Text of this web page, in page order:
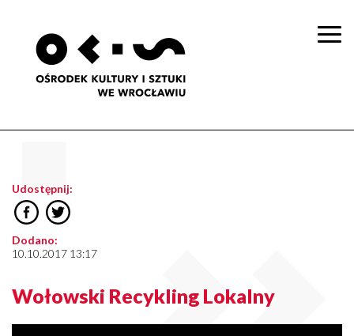
Udostępnij:
Dodano:
10.10.2017 13:17
Wołowski Recykling Lokalny